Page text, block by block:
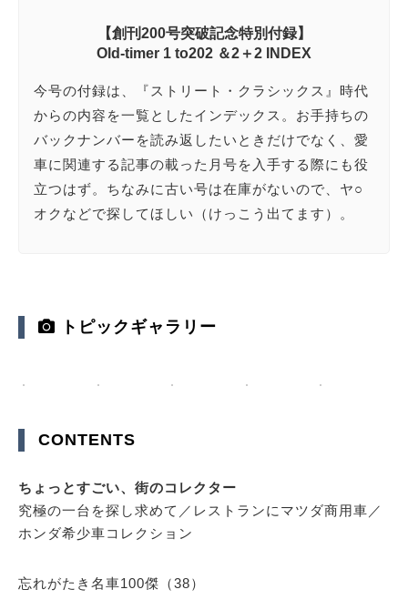
【創刊200号突破記念特別付録】
Old-timer 1 to202 ＆2＋2 INDEX
今号の付録は、『ストリート・クラシックス』時代
からの内容を一覧としたインデックス。お手持ちの
バックナンバーを読み返したいときだけでなく、愛
車に関連する記事の載った月号を入手する際にも役
立つはず。ちなみに古い号は在庫がないので、ヤ○
オクなどで探してほしい（けっこう出てます）。
トピックギャラリー
CONTENTS
ちょっとすごい、街のコレクター
究極の一台を探し求めて／レストランにマツダ商用車／
ホンダ希少車コレクション
忘れがたき名車100傑（38）